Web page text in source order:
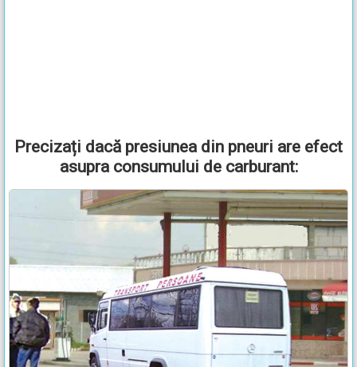
Precizați dacă presiunea din pneuri are efect
asupra consumului de carburant: